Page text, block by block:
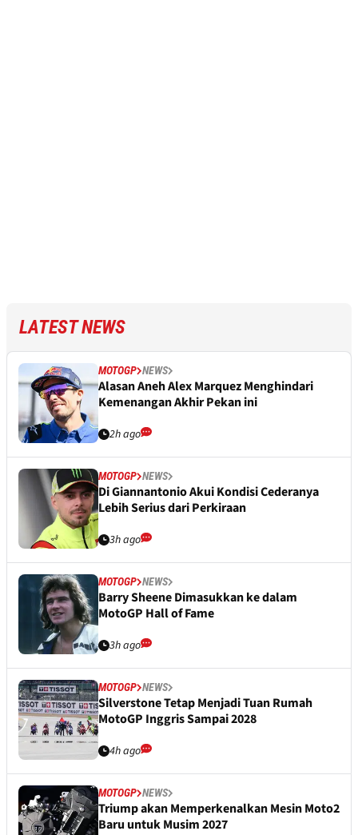
LATEST NEWS
MOTOGP NEWS
Alasan Aneh Alex Marquez Menghindari
Kemenangan Akhir Pekan ini
2h ago
MOTOGP NEWS
Di Giannantonio Akui Kondisi Cederanya
Lebih Serius dari Perkiraan
3h ago
MOTOGP NEWS
Barry Sheene Dimasukkan ke dalam
MotoGP Hall of Fame
3h ago
MOTOGP NEWS
Silverstone Tetap Menjadi Tuan Rumah
MotoGP Inggris Sampai 2028
4h ago
MOTOGP NEWS
Triump akan Memperkenalkan Mesin Moto2
Baru untuk Musim 2027